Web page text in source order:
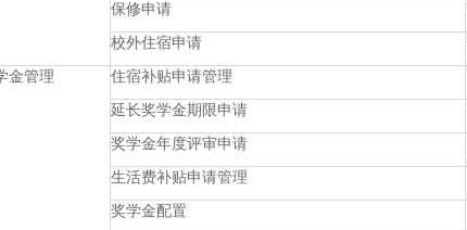
保修申请
校外住宿申请
金管理 住宿补贴申请管理
延长奖学金期限申请
奖学金年度评审申请
生活费补贴申请管理
奖学金配置